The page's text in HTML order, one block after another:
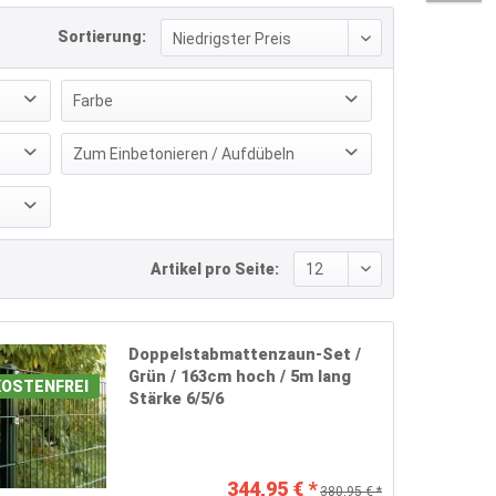
Sortierung:
Farbe
Anthrazit(970 )
Grün(970)
Zum Einbetonieren / Aufdübeln
Artikel pro Seite:
Doppelstabmattenzaun-Set /
Grün / 163cm hoch / 5m lang
Stärke 6/5/6
344,95 € * 380,95 € *